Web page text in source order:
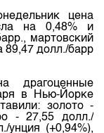
цена
на 0,48% и
мартовский
89,47 долл./барр
драгоценные
в Нью-Йорке
золото -
- 27,55 долл./
унция (+0,94%),